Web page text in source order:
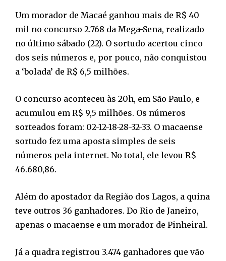
Um morador de Macaé ganhou mais de R$ 40
mil no concurso 2.768 da Mega-Sena, realizado
no último sábado (22). O sortudo acertou cinco
dos seis números e, por pouco, não conquistou
a ‘bolada’ de R$ 6,5 milhões.
O concurso aconteceu às 20h, em São Paulo, e
acumulou em R$ 9,5 milhões. Os números
sorteados foram: 02-12-18-28-32-33. O macaense
sortudo fez uma aposta simples de seis
números pela internet. No total, ele levou R$
46.680,86.
Além do apostador da Região dos Lagos, a quina
teve outros 36 ganhadores. Do Rio de Janeiro,
apenas o macaense e um morador de Pinheiral.
Já a quadra registrou 3.474 ganhadores que vão